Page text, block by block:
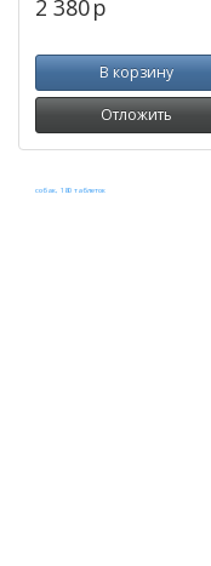
2 380p
В корзину
Отложить